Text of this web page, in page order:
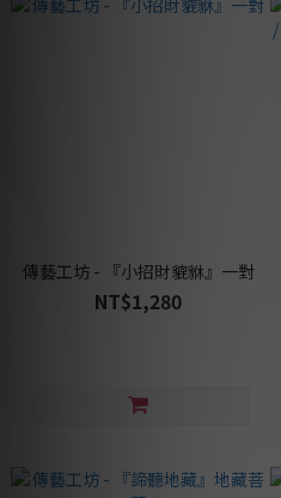
傳藝工坊 - 『小招財貔貅』一對
NT$1,280